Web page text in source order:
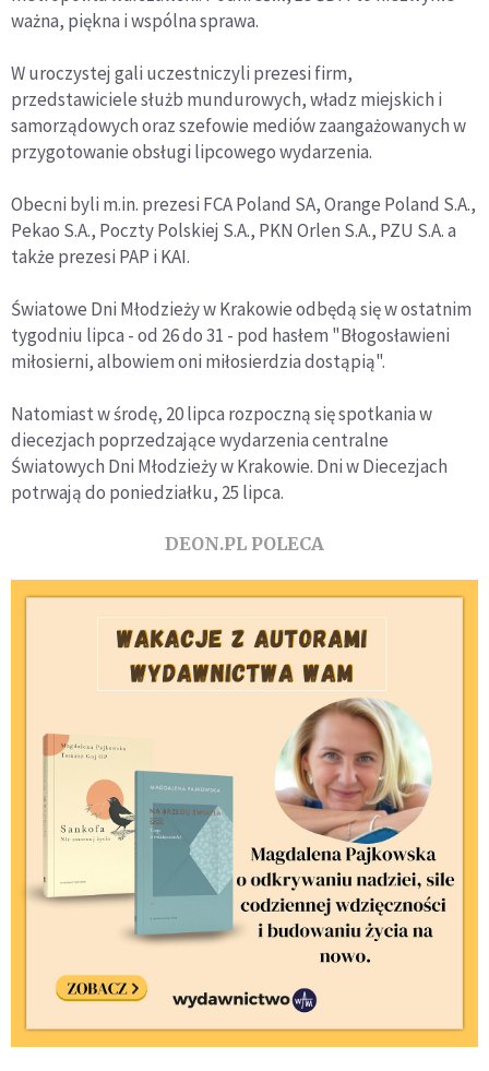
ważna, piękna i wspólna sprawa.
W uroczystej gali uczestniczyli prezesi firm,
przedstawiciele służb mundurowych, władz miejskich i
samorządowych oraz szefowie mediów zaangażowanych w
przygotowanie obsługi lipcowego wydarzenia.
Obecni byli m.in. prezesi FCA Poland SA, Orange Poland S.A.,
Pekao S.A., Poczty Polskiej S.A., PKN Orlen S.A., PZU S.A. a
także prezesi PAP i KAI.
Światowe Dni Młodzieży w Krakowie odbędą się w ostatnim
tygodniu lipca - od 26 do 31 - pod hasłem "Błogosławieni
miłosierni, albowiem oni miłosierdzia dostąpią".
Natomiast w środę, 20 lipca rozpoczną się spotkania w
diecezjach poprzedzające wydarzenia centralne
Światowych Dni Młodzieży w Krakowie. Dni w Diecezjach
potrwają do poniedziałku, 25 lipca.
DEON.PL POLECA